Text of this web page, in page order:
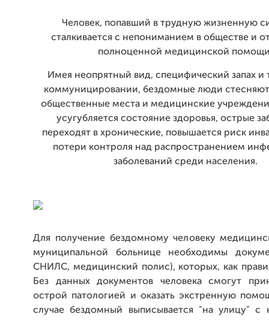
Человек, попавший в трудную жизненную
сталкивается с непониманием в обществе и
полноценной медицинской
Имея неопрятный вид, специфический запах и
коммуницировании, бездомные люди
общественные места и медицинские
усугубляется состояние здоровья, острые
переходят в хронические, повышается риск
потери контроля над распространением
заболеваний среди населения.
Для получение бездомному человеку
муниципальной больнице необходимы
СНИЛС, медицинский полис), которых, как
Без данных документов человека смогут
острой патологией и оказать экстренную
случае бездомный выписывается "на улицу" с